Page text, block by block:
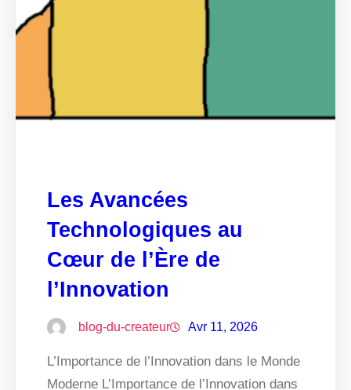
Les Avancées
Technologiques au
Cœur de l’Ère de
l’Innovation
blog-du-createur Avr 11, 2026
L’Importance de l’Innovation dans le Monde
Moderne L’Importance de l’Innovation dans